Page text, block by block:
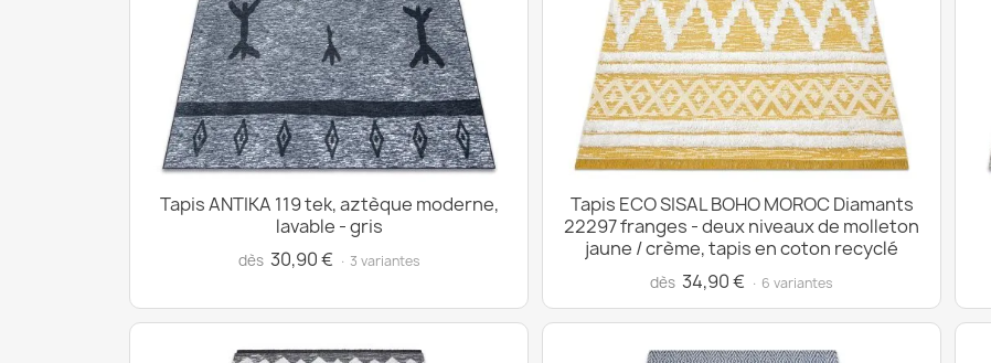
Tapis ANTIKA 119 tek, aztèque moderne,
lavable - gris
dès 30,90 € · 3 variantes
Tapis ECO SISAL BOHO MOROC Diamants
22297 franges - deux niveaux de molleton
jaune / crème, tapis en coton recyclé
dès 34,90 € · 6 variantes